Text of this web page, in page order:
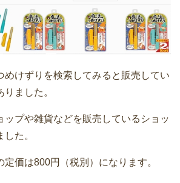
めけずりを検索してみると販売してい
ました。
ップや雑貨などを販売しているショッ
た。
価は800円（税別）になります。